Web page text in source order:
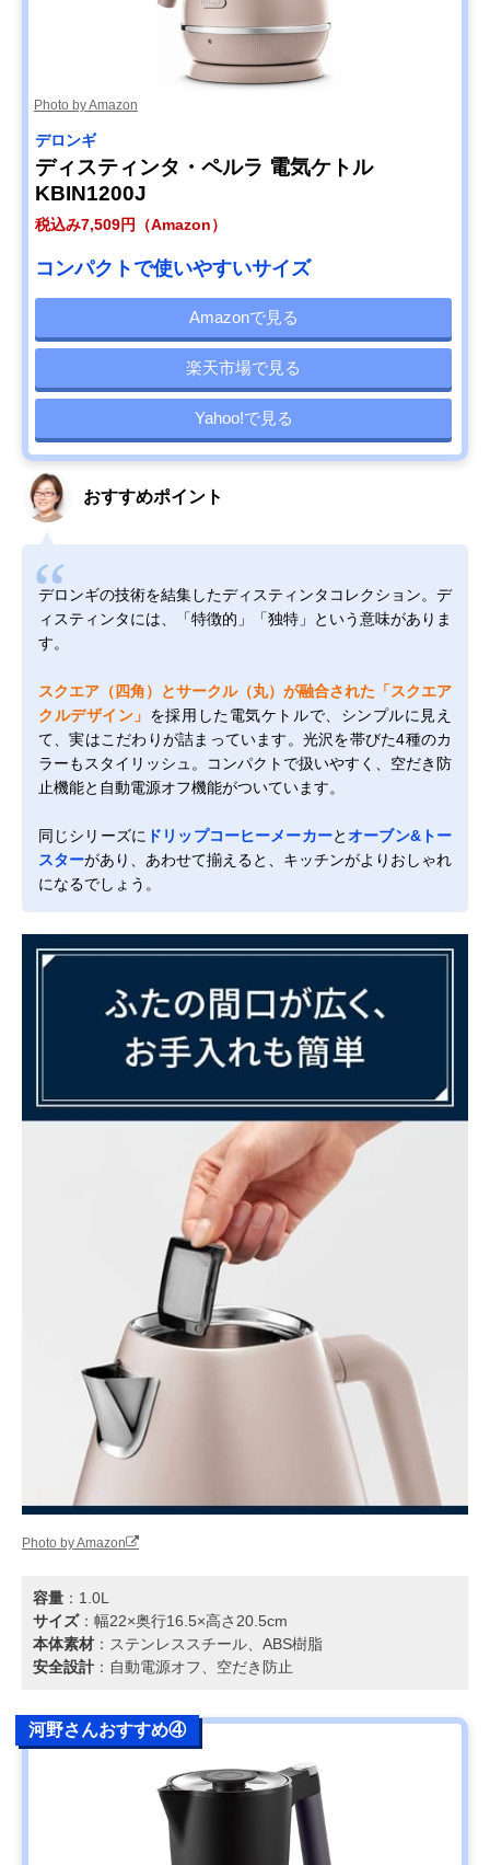
Photo by Amazon
デロンギ
ディスティンタ・ペルラ 電気ケトル
KBIN1200J
税込み7,509円（Amazon）
コンパクトで使いやすいサイズ
Amazonで見る
楽天市場で見る
Yahoo!で見る
おすすめポイント
デロンギの技術を結集したディスティンタコレクション。デ
ィスティンタには、「特徴的」「独特」という意味がありま
す。
スクエア（四角）とサークル（丸）が融合された「スクエア
クルデザイン」 を採用した電気ケトルで、シンプルに見え
て、実はこだわりが詰まっています。光沢を帯びた4種のカ
ラーもスタイリッシュ。コンパクトで扱いやすく、空だき防
止機能と自動電源オフ機能がついています。
同じシリーズに ドリップコーヒーメーカーとオーブン&トー
スターがあり、あわせて揃えると、キッチンがよりおしゃれ
になるでしょう。
Photo by Amazon
容量 ：1.0L
サイズ：幅22×奥行16.5×高さ20.5cm
本体素材 ：ステンレススチール、ABS樹脂
安全設計 ：自動電源オフ、空だき防止
河野さんおすすめ④